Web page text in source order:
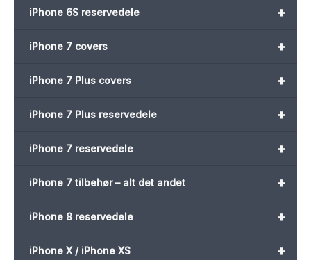
+
iPhone 6S reservedele
+
iPhone 7 covers
+
iPhone 7 Plus covers
+
iPhone 7 Plus reservedele
+
iPhone 7 reservedele
+
iPhone 7 tilbehør – alt det andet
+
iPhone 8 reservedele
+
iPhone X / iPhone XS